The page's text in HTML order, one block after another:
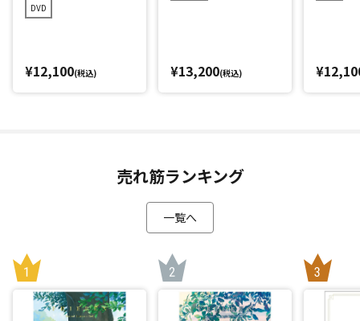
DVD
¥12,100(税込) ¥13,200(税込)
売れ筋ランキング
一覧へ